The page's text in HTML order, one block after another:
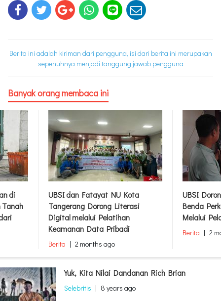
Berita ini adalah kiriman dari pengguna, isi dari berita ini merupakan
sepenuhnya menjadi tanggung jawab pengguna
Banyak orang membaca ini
di
Tanah
UBSI dan Fatayat NU Kota
Tangerang Dorong Literasi
Digital melalui Pelatihan
Keamanan Data Pribadi
Berita | 2 months ago
UBSI
Benda
Melalui
Berita | 2
Yuk, Kita Nilai Dandanan Rich Brian
Selebritis | 8 years ago